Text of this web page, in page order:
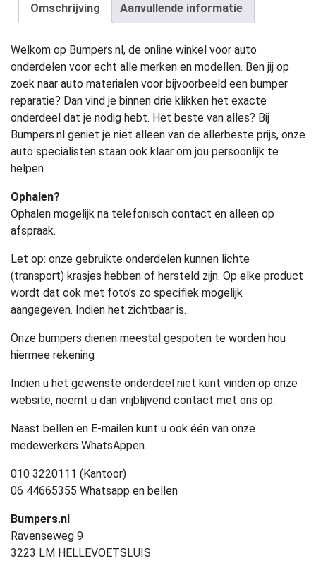
Omschrijving Aanvullende informatie
Welkom op Bumpers.nl, de online winkel voor auto
onderdelen voor echt alle merken en modellen. Ben jij op
zoek naar auto materialen voor bijvoorbeeld een bumper
reparatie? Dan vind je binnen drie klikken het exacte
onderdeel dat je nodig hebt. Het beste van alles? Bij
Bumpers.nl geniet je niet alleen van de allerbeste prijs, onze
auto specialisten staan ook klaar om jou persoonlijk te
helpen.
Ophalen?
Ophalen mogelijk na telefonisch contact en alleen op
afspraak.
Let op: onze gebruikte onderdelen kunnen lichte
(transport) krasjes hebben of hersteld zijn. Op elke product
wordt dat ook met foto’s zo specifiek mogelijk
aangegeven. Indien het zichtbaar is.
Onze bumpers dienen meestal gespoten te worden hou
hiermee rekening
Indien u het gewenste onderdeel niet kunt vinden op onze
website, neemt u dan vrijblijvend contact met ons op.
Naast bellen en E-mailen kunt u ook één van onze
medewerkers WhatsAppen.
010 3220111 (Kantoor)
06 44665355 Whatsapp en bellen
Bumpers.nl
Ravenseweg 9
3223 LM HELLEVOETSLUIS